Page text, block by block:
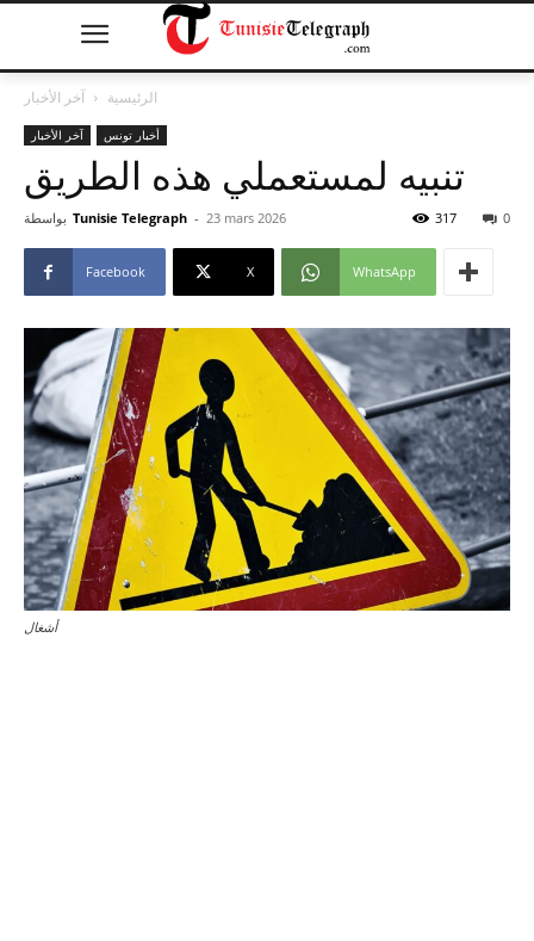
الرئيسية آخر الأخبار
آخر الأخبار أخبار تونس
تنبيه لمستعملي هذه الطريق
بواسطة Tunisie Telegraph - 23 mars 2026 0
317
Facebook X WhatsApp
أشغال